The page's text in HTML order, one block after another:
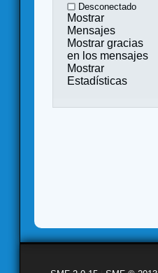
Desconectado
Mostrar
Mensajes
Mostrar gracias
en los mensajes
Mostrar
Estadísticas